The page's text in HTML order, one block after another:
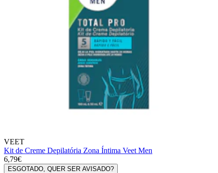
VEET
Kit de Creme Depilatória Zona Íntima Veet Men
6,79€
ESGOTADO, QUER SER AVISADO?